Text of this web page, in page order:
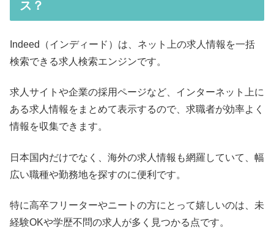
ス？
Indeed（インディード）は、ネット上の求人情報を一括
検索できる求人検索エンジンです。
求人サイトや企業の採用ページなど、インターネット上に
ある求人情報をまとめて表示するので、求職者が効率よく
情報を収集できます。
日本国内だけでなく、海外の求人情報も網羅していて、幅
広い職種や勤務地を探すのに便利です。
特に高卒フリーターやニートの方にとって嬉しいのは、未
経験OKや学歴不問の求人が多く見つかる点です。